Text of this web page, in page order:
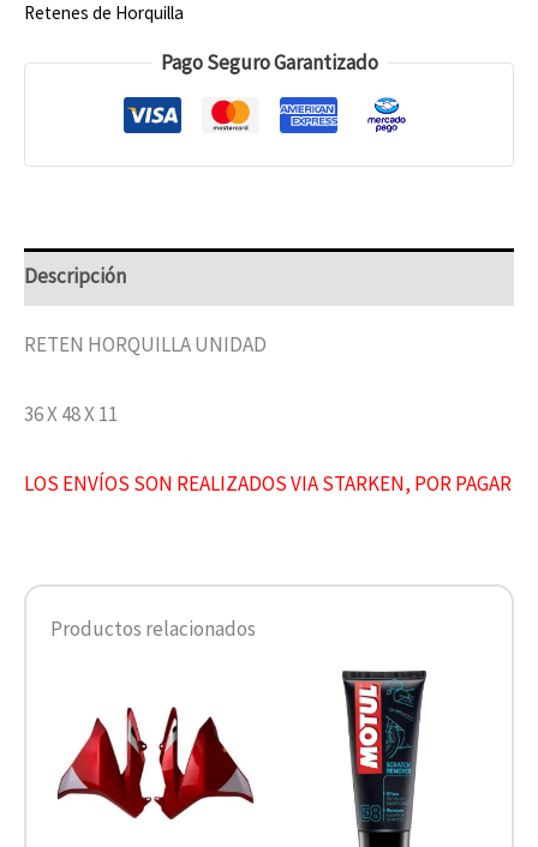
Retenes de Horquilla
Pago Seguro Garantizado
Descripción
RETEN HORQUILLA UNIDAD
36 X 48 X 11
LOS ENVÍOS SON REALIZADOS VIA STARKEN, POR PAGAR
Productos relacionados